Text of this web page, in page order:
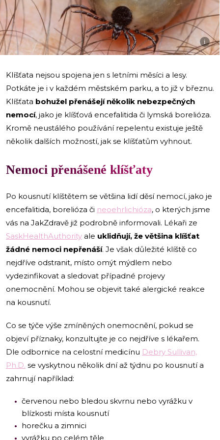
i
Klíšťata nejsou spojena jen s letními měsíci a lesy.
Potkáte je i v každém městském parku, a to již v březnu.
Klíšťata bohužel přenášejí několik nebezpečných
nemocí, jako je klíšťová encefalitida či lymská borelióza.
Kromě neustálého používání repelentu existuje ještě
několik dalších možností, jak se klíšťatům vyhnout.
Nemoci přenášené klíšťaty
Po kousnutí klíštětem se většina lidí děsí nemocí, jako je
encefalitida, borelióza či neoehrlichióza, o kterých jsme
vás na JakZdravě již podrobně informovali. Lékaři ze
SaskHealthAuthority ale uklidňují, že většina klíšťat
žádné nemoci nepřenáší. Je však důležité klíště co
nejdříve odstranit, místo omýt mýdlem nebo
vydezinfikovat a sledovat případné projevy
onemocnění. Mohou se objevit také alergické reakce
na kousnutí.
Co se týče výše zmíněných onemocnění, pokud se
objeví příznaky, konzultujte je co nejdříve s lékařem.
Dle odbornice na celostní medicínu Debry Sullivan,
Ph.D. se vyskytnou několik dní až týdnu po kousnutí a
zahrnují například:
červenou nebo bledou skvrnu nebo vyrážku v
blízkosti místa kousnutí
horečku a zimnici
vyrážku po celém těle